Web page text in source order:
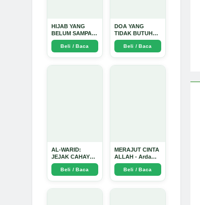
HIJAB YANG
BELUM SAMPAI
KE HATI: Ketika
Cinta Seorang
Ustadz Menjadi
Beli / Baca
DOA YANG
TIDAK BUTUH
SINYAL: Kisah
Tiga Jiwa yang
Tersesat di Era AI
Beli / Baca
AL-WARID:
JEJAK CAHAYA
DI ANTARA DUA
ZAMAN - Arda
Dinata
Beli / Baca
MERAJUT CINTA
ALLAH - Arda
Dinata
Beli / Baca